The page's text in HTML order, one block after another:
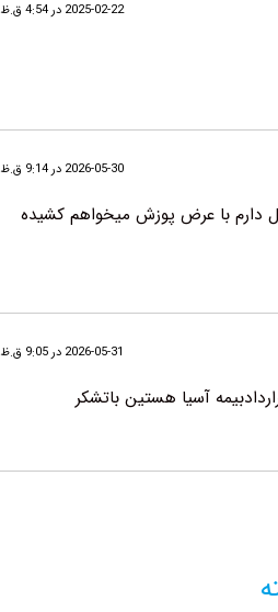
2025-02-22 در 4:54 ق.ظ
2026-05-30 در 9:14 ق.ظ
عرض پوزش میخواهم کشیده
2026-05-31 در 9:05 ق.ظ
آسیا هستین باتشکر